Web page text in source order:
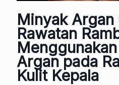
Minyak Argan
Rawatan
Argan pada
Kulit Kepala